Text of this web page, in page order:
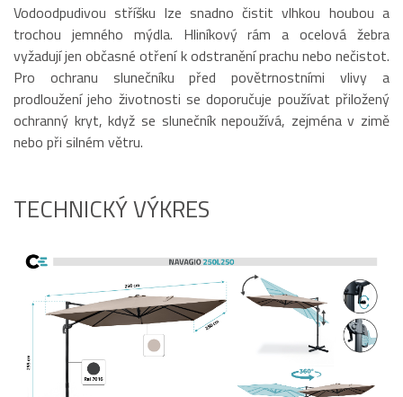
Vodoodpudivou stříšku lze snadno čistit vlhkou houbou a
trochou jemného mýdla. Hliníkový rám a ocelová žebra
vyžadují jen občasné otření k odstranění prachu nebo nečistot.
Pro ochranu slunečníku před povětrnostními vlivy a
prodloužení jeho životnosti se doporučuje používat přiložený
ochranný kryt, když se slunečník nepoužívá, zejména v zimě
nebo při silném větru.
TECHNICKÝ VÝKRES